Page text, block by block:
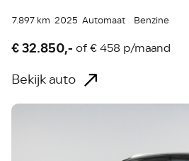
7.897 km 2025 Automaat Benzine
€ 32.850,- of€ 458 p/maand
Bekijk auto